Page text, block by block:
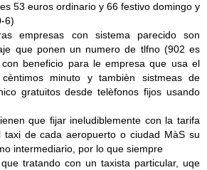
53 euros ordinario y 66 festivo domingo y
6)
empresas con sistema parecido son
que ponen un numero de tlfno (902 es
beneficio para le empresa que usa el
minuto y tambièn sistmeas de
gratuitos desde telèfonos fijos usando
que fijar ineludiblemente con la tarifa
taxi de cada aeropuerto o ciudad MàS su
intermediario, por lo que siempre
tratando con un taxista particular, uqe